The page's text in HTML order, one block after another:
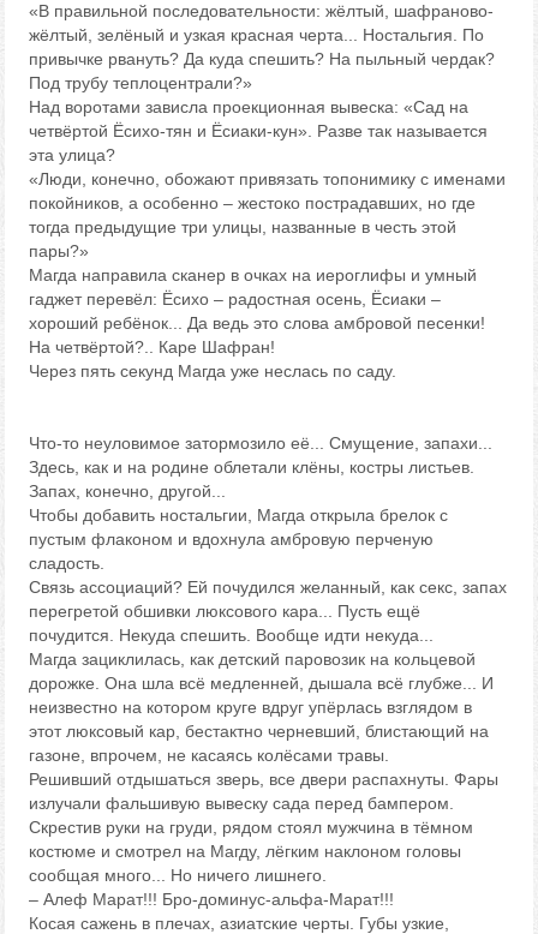
«В правильной последовательности: жёлтый, шафраново-
жёлтый, зелёный и узкая красная черта... Ностальгия. По
привычке рвануть? Да куда спешить? На пыльный чердак?
Под трубу теплоцентрали?»
Над воротами зависла проекционная вывеска: «Сад на
четвёртой Ёсихо-тян и Ёсиаки-кун». Разве так называется
эта улица?
«Люди, конечно, обожают привязать топонимику с именами
покойников, а особенно – жестоко пострадавших, но где
тогда предыдущие три улицы, названные в честь этой
пары?»
Магда направила сканер в очках на иероглифы и умный
гаджет перевёл: Ёсихо – радостная осень, Ёсиаки –
хороший ребёнок... Да ведь это слова амбровой песенки!
На четвёртой?.. Каре Шафран!
Через пять секунд Магда уже неслась по саду.
Что-то неуловимое затормозило её... Смущение, запахи...
Здесь, как и на родине облетали клёны, костры листьев.
Запах, конечно, другой...
Чтобы добавить ностальгии, Магда открыла брелок с
пустым флаконом и вдохнула амбровую перченую
сладость.
Связь ассоциаций? Ей почудился желанный, как секс, запах
перегретой обшивки люксового кара... Пусть ещё
почудится. Некуда спешить. Вообще идти некуда...
Магда зациклилась, как детский паровозик на кольцевой
дорожке. Она шла всё медленней, дышала всё глубже... И
неизвестно на котором круге вдруг упёрлась взглядом в
этот люксовый кар, бестактно черневший, блистающий на
газоне, впрочем, не касаясь колёсами травы.
Решивший отдышаться зверь, все двери распахнуты. Фары
излучали фальшивую вывеску сада перед бампером.
Скрестив руки на груди, рядом стоял мужчина в тёмном
костюме и смотрел на Магду, лёгким наклоном головы
сообщая много... Но ничего лишнего.
– Алеф Марат!!! Бро-доминус-альфа-Марат!!!
Косая сажень в плечах, азиатские черты. Губы узкие,